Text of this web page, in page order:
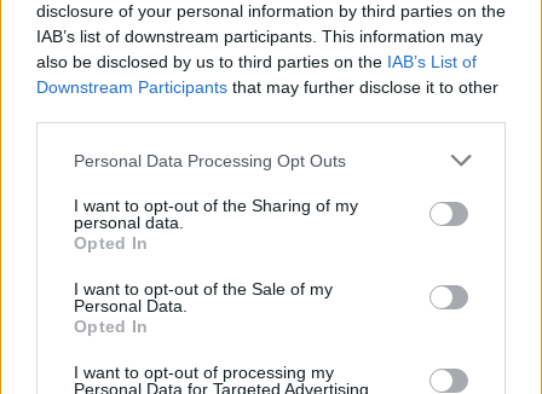
disclosure of your personal information by third parties on the
IAB’s list of downstream participants. This information may
also be disclosed by us to third parties on the IAB’s List of
Downstream Participants that may further disclose it to other
Please note that this website/app uses one or more Google
not limited to your visit or usage behaviour. You may click to
grant or deny consent to Google and its third-party tags to
use your data for below specified purposes in below Google
consent section.
Personal Data Processing Opt Outs
I want to opt-out of the Sharing of my
personal data.
Opted In
I want to opt-out of the Sale of my
Personal Data.
Opted In
I want to opt-out of processing my
Personal Data for Targeted Advertising.
Σχόλια
Σχολίασε εδώ
Marfin: «Δεν υπάρχει
ταυτοποίηση» λέει ο
δικηγόρος της 46χρονης –
Η ξανθιά κοτσίδα και η
ίδια υπόθεση
Το 5ο πακέτο βίντεο
φωτογραφιών με UFO
«τρίγωνο» και οι